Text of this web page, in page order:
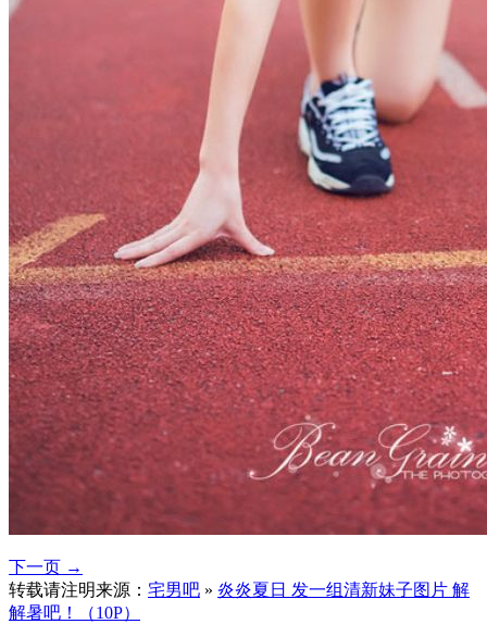
下一页 →
转载请注明来源： 宅男吧 » 炎炎夏日 发一组清新妹子图片 解
解暑吧！（10P）